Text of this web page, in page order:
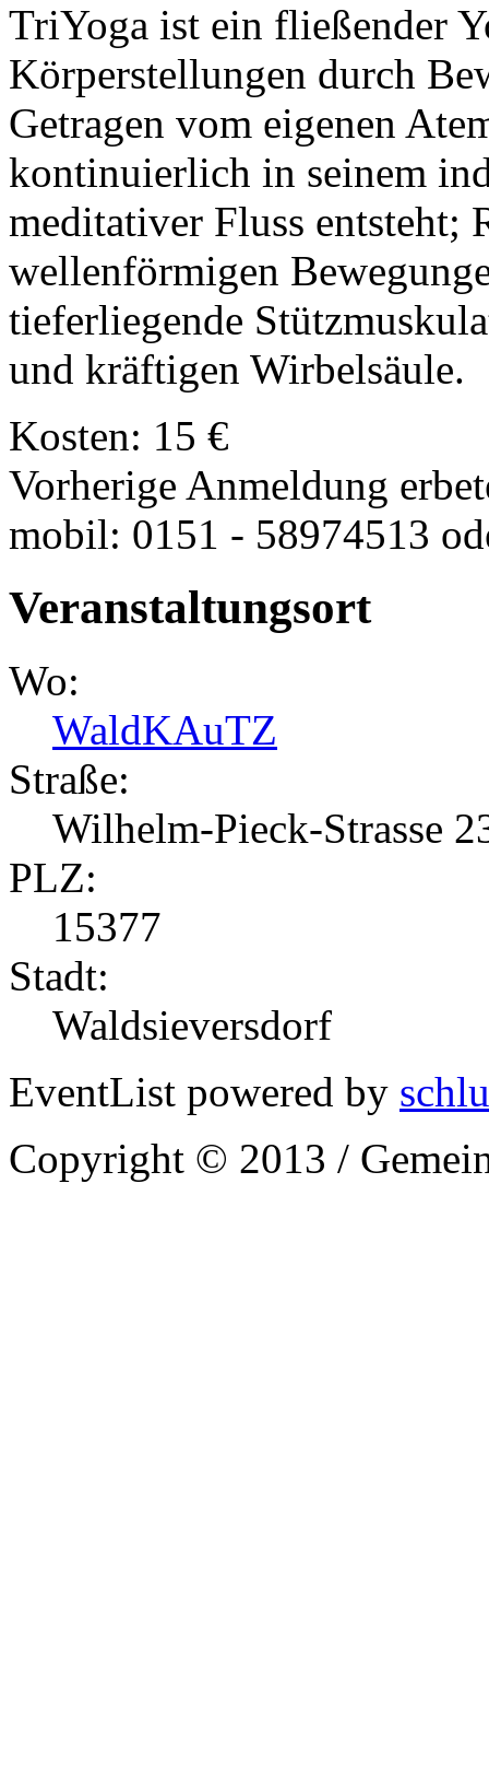
TriYoga ist ein fließender
Körperstellungen durch
Getragen vom eigenen
kontinuierlich in seinem
meditativer Fluss entsteht;
wellenförmigen
tieferliegende
und kräftigen Wirbelsäule.
Kosten: 15 €
Vorherige Anmeldung
mobil: 0151 - 58974513
Veranstaltungsort
Wo:
WaldKAuTZ
Straße:
Wilhelm-Pieck-Strasse
PLZ:
15377
Stadt:
Waldsieversdorf
EventList powered by
Copyright © 2013 /